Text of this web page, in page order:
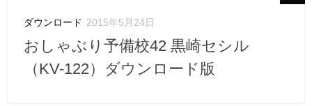
ダウンロード 2015年5月24日
おしゃぶり予備校42 黒崎セシル
（KV-122）ダウンロード版